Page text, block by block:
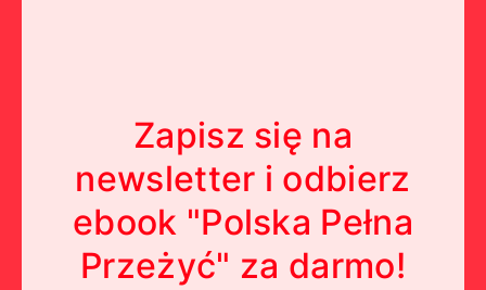
Zapisz się na
newsletter i odbierz
ebook "Polska Pełna
Przeżyć" za darmo!